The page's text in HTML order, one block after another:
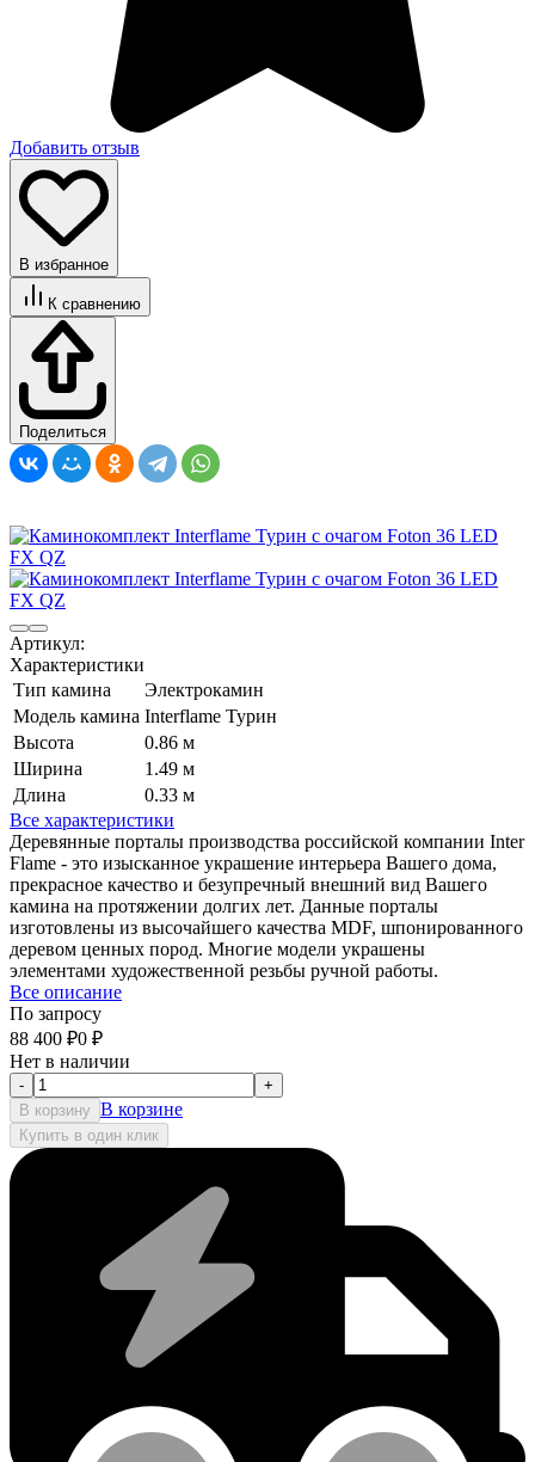
Добавить отзыв
В избранное
К сравнению
Поделиться
Артикул:
Характеристики
Тип камина
Электрокамин
Модель камина Interflame Турин
Высота
0.86 м
Ширина
1.49 м
Длина
0.33 м
Все характеристики
Деревянные порталы производства российской компании Inter
Flame - это изысканное украшение интерьера Вашего дома,
прекрасное качество и безупречный внешний вид Вашего
камина на протяжении долгих лет. Данные порталы
изготовлены из высочайшего качества MDF, шпонированного
деревом ценных пород. Многие модели украшены
элементами художественной резьбы ручной работы.
Все описание
По запросу
88 400 ₽0 ₽
Нет в наличии
-
+
В корзину В корзине
Купить в один клик